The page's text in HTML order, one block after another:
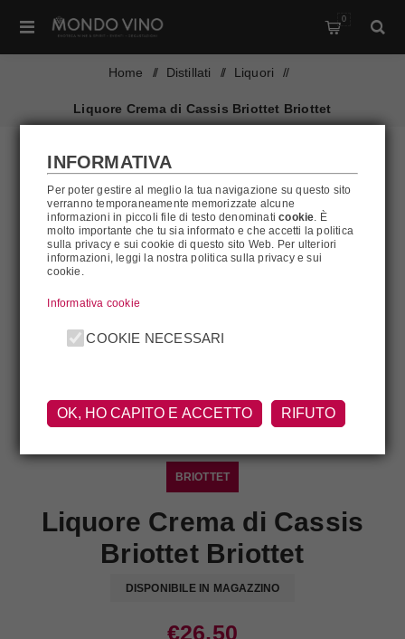
0
Home / Distillati / Liquori /
Liquore Crema di Cassis Briottet Briottet
BRIOTTET
Liquore Crema di Cassis
Briottet Briottet
DISPONIBILE IN MAGAZZINO
€26,50
INFORMATIVA
Per poter gestire al meglio la tua navigazione su questo sito
verranno temporaneamente memorizzate alcune
informazioni in piccoli file di testo denominaticookie. È
molto importante che tu sia informato e che accetti la politica
sulla privacy e sui cookie di questo sito Web. Per ulteriori
informazioni, leggi la nostra politica sulla privacy e sui
cookie.
Informativa cookie
COOKIE NECESSARI
OK, HO CAPITO E ACCETTO RIFUTO